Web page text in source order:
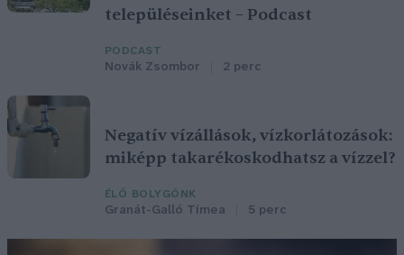
településeinket – Podcast
PODCAST
Novák Zsombor 2 perc
Negatív vízállások, vízkorlátozások:
miképp takarékoskodhatsz a vízzel?
ÉLŐ BOLYGÓNK
Granát-Galló Tímea 5 perc